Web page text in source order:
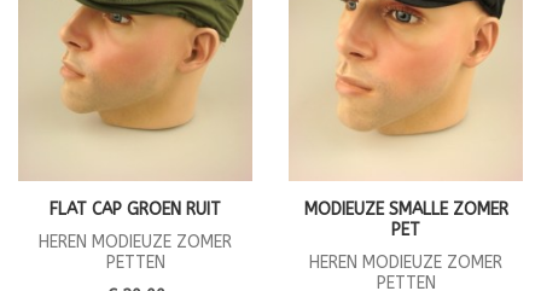
FLAT CAP GROEN RUIT
HEREN MODIEUZE ZOMER
PETTEN
MODIEUZE SMALLE ZOMER
PET
HEREN MODIEUZE ZOMER
PETTEN